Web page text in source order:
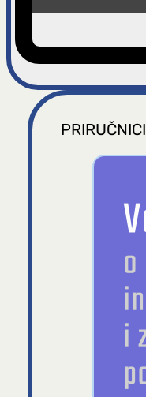
PRIRUČNICI